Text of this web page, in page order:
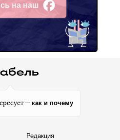
на наш
— как и почему
Редакция